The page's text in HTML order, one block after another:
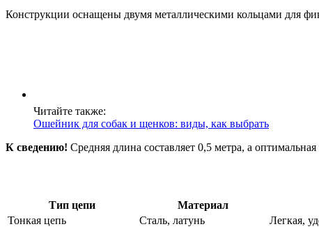
Конструкции оснащены двумя металлическими кольцами для
Читайте также:
Ошейник для собак и щенков: виды, как выбрать
К сведению! Средняя длина составляет 0,5 метра, а
Тип цепи Материал
Тонкая цепь
Сталь, латунь
Легкая,